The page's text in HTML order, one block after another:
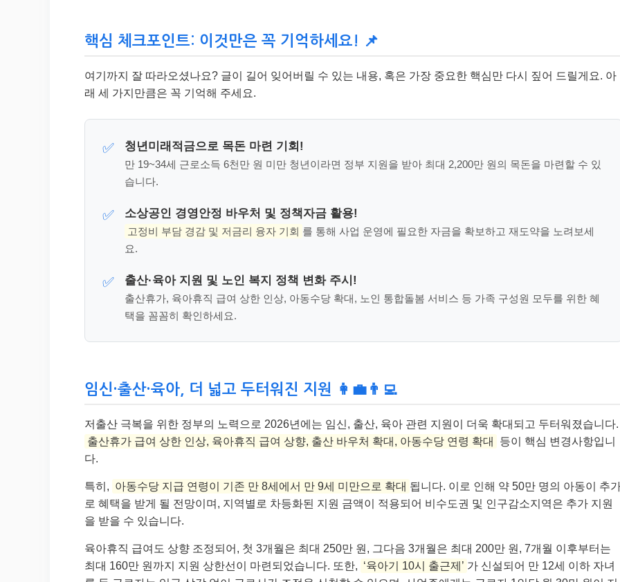
핵심 체크포인트: 이것만은 꼭 기억하세요! 📌
여기까지 잘 따라오셨나요? 글이 길어 잊어버릴 수 있는 내용, 혹은 가장 중요한 핵심만 다시 짚어 드릴게요. 아
래 세 가지만큼은 꼭 기억해 주세요.
✅ 청년미래적금으로 목돈 마련 기회!
만 19~34세 근로소득 6천만 원 미만 청년이라면 정부 지원을 받아 최대 2,200만 원의 목돈을 마련할 수 있
습니다.
✅ 소상공인 경영안정 바우처 및 정책자금 활용!
고정비 부담 경감 및 저금리 융자 기회 를 통해 사업 운영에 필요한 자금을 확보하고 재도약을 노려보세
요.
✅ 출산·육아 지원 및 노인 복지 정책 변화 주시!
출산휴가, 육아휴직 급여 상한 인상, 아동수당 확대, 노인 통합돌봄 서비스 등 가족 구성원 모두를 위한 혜
택을 꼼꼼히 확인하세요.
임신·출산·육아, 더 넓고 두터워진 지원 👩‍💼👨‍💻
저출산 극복을 위한 정부의 노력으로 2026년에는 임신, 출산, 육아 관련 지원이 더욱 확대되고 두터워졌습니다.
출산휴가 급여 상한 인상, 육아휴직 급여 상향, 출산 바우처 확대, 아동수당 연령 확대
등이 핵심 변경사항입니
다.
특히, 아동수당 지급 연령이 기존 만 8세에서 만 9세 미만으로 확대 됩니다. 이로 인해 약 50만 명의 아동이 추
로 혜택을 받게 될 전망이며, 지역별로 차등화된 지원 금액이 적용되어 비수도권 및 인구감소지역은 추가 지원
을 받을 수 있습니다.
육아휴직 급여도 상향 조정되어, 첫 3개월은 최대 250만 원, 그다음 3개월은 최대 200만 원, 7개월 이후부터는
최대 160만 원까지 지원 상한선이 마련되었습니다. 또한, ‘육아기 10시 출근제’ 가 신설되어 만 12세 이하 자녀